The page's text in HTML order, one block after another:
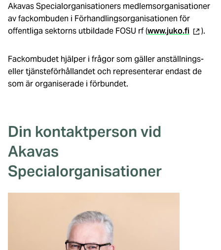
Akavas Specialorganisationers medlemsorganisationer
av fackombuden i Förhandlingsorganisationen för
offentliga sektorns utbildade FOSU rf (www.juko.fi (extern
).
Fackombudet hjälper i frågor som gäller anställnings-
eller tjänsteförhållandet och representerar endast de
som är organiserade i förbundet.
Din kontaktperson vid
Akavas
Specialorganisationer